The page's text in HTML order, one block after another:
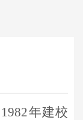
1982年建校